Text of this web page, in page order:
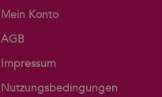
Mein Konto
AGB
Impressum
Nutzungsbedingungen